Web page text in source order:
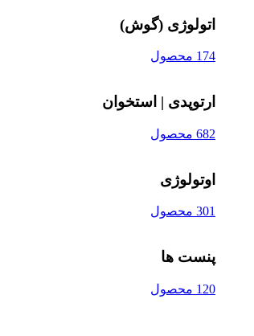
اتولوژی (گوش)
174 محصول
ارتوپدی | استخوان
682 محصول
اوتولوژی
301 محصول
پنست ها
120 محصول